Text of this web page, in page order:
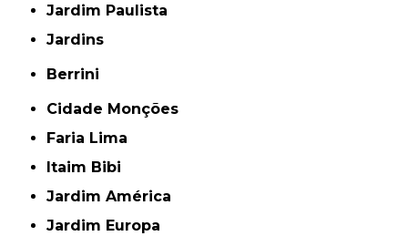
Jardim Paulista
Jardins
Berrini
Cidade Monções
Faria Lima
Itaim Bibi
Jardim América
Jardim Europa